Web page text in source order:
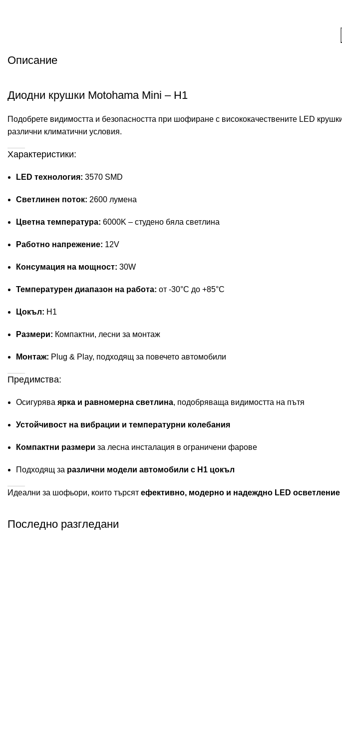
Описание
Диодни крушки Motohama Mini – H1
Подобрете видимостта и безопасността при шофиране с висококачествените LED
различни климатични условия.
Характеристики:
LED технология: 3570 SMD
Светлинен поток: 2600 лумена
Цветна температура: 6000K – студено бяла светлина
Работно напрежение: 12V
Консумация на мощност: 30W
Температурен диапазон на работа: от -30°C до +85°C
Цокъл: H1
Размери: Компактни, лесни за монтаж
Монтаж: Plug & Play, подходящ за повечето автомобили
Предимства:
Осигурява ярка и равномерна светлина, подобряваща видимостта на пътя
Устойчивост на вибрации и температурни колебания
Компактни размери за лесна инсталация в ограничени фарове
Подходящ за различни модели автомобили с H1 цокъл
Идеални за шофьори, които търсят ефективно, модерно и надеждно LED осветление
Последно разгледани